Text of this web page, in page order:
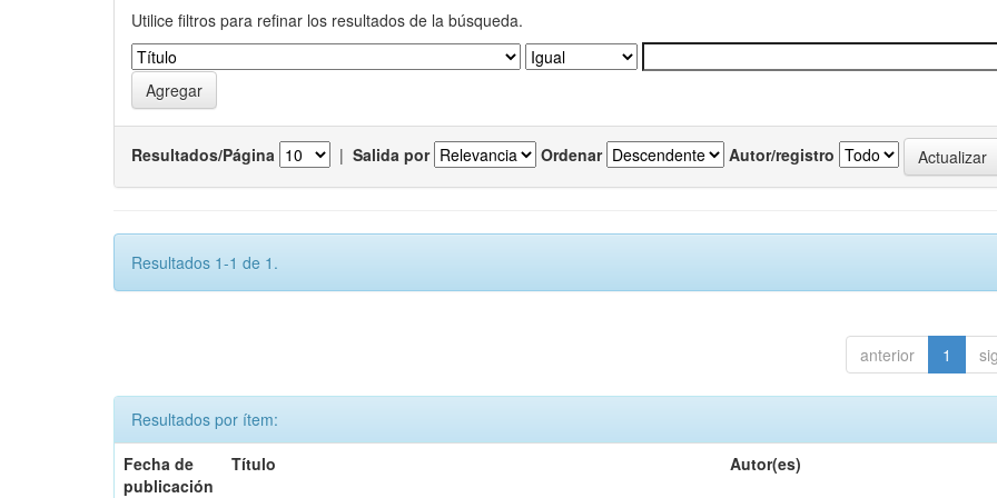
Utilice filtros para refinar los resultados de la búsqueda.
Resultados/Página | Salida por Ordenar Autor/registro
Resultados 1-1 de 1.
anterior 1
Resultados por ítem:
Fecha de
publicación
Título Autor(es)